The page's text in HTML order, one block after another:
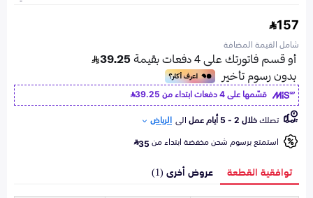
157
شامل القيمة المضافة
قسّمها على 4 دفعات ابتداء من
39.25
تصلكخلال 2 - 5 أيام عمل الى الرياض
استمتع برسوم شحن مخفضة ابتداء من35
توافقية القطعة عروض أخرى (1)